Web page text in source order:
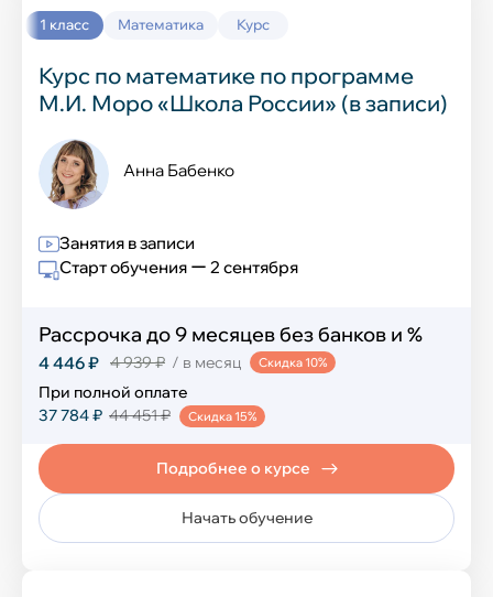
Английский язык
Китайский язык
Испанский язык
Компьютерная грамотность
Создание сайтов
Программирование на Python
Программирование в Scratch
1 класс Математика Курс
Курс по математике по программе
М.И. Моро «Школа России» (в записи)
Анна Бабенко
Занятия в записи
Старт обучения ー 2 сентября
Рассрочка до 9 месяцев без банков и %
4 446 ₽ 4 939 ₽ / в месяц Скидка 10%
При полной оплате
37 784 ₽ 44 451 ₽ Скидка 15%
Начать обучение
Подробнее о курсе